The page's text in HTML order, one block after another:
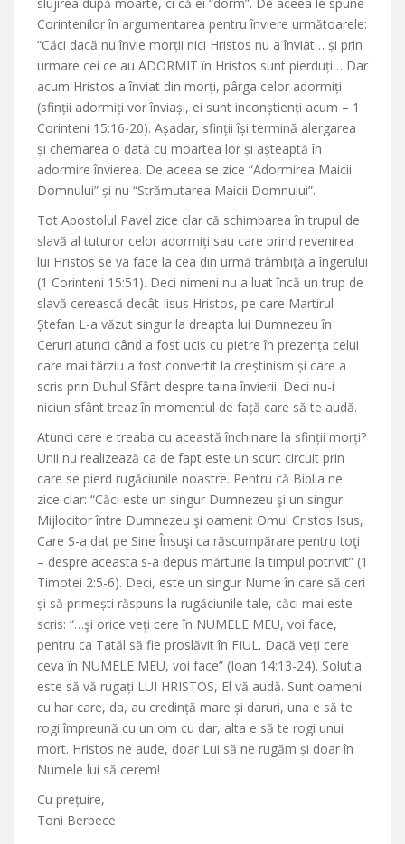
Corintenilor în argumentarea pentru înviere următoarele:
“Căci dacă nu învie morții nici Hristos nu a înviat… și prin
urmare cei ce au ADORMIT în Hristos sunt pierduți… Dar
acum Hristos a înviat din morți, pârga celor adormiți
(sfinții adormiți vor înviași, ei sunt inconștienți acum – 1
Corinteni 15:16-20). Așadar, sfinții își termină alergarea
și chemarea o dată cu moartea lor și așteaptă în
adormire învierea. De aceea se zice “Adormirea Maicii
Domnului” și nu “Strămutarea Maicii Domnului”.
Tot Apostolul Pavel zice clar că schimbarea în trupul de
slavă al tuturor celor adormiți sau care prind revenirea
lui Hristos se va face la cea din urmă trâmbiță a îngerului
(1 Corinteni 15:51). Deci nimeni nu a luat încă un trup de
slavă cerească decât Iisus Hristos, pe care Martirul
Ștefan L-a văzut singur la dreapta lui Dumnezeu în
Ceruri atunci când a fost ucis cu pietre în prezența celui
care mai târziu a fost convertit la creștinism și care a
scris prin Duhul Sfânt despre taina învierii. Deci nu-i
niciun sfânt treaz în momentul de față care să te audă.
Atunci care e treaba cu această închinare la sfinții morți?
Unii nu realizează ca de fapt este un scurt circuit prin
care se pierd rugăciunile noastre. Pentru că Biblia ne
zice clar: “Căci este un singur Dumnezeu şi un singur
Mijlocitor între Dumnezeu şi oameni: Omul Cristos Isus,
Care S-a dat pe Sine Însuşi ca răscumpărare pentru toţi
– despre aceasta s-a depus mărturie la timpul potrivit” (1
Timotei 2:5-6). Deci, este un singur Nume în care să ceri
și să primești răspuns la rugăciunile tale, căci mai este
scris: “…şi orice veţi cere în NUMELE MEU, voi face,
pentru ca Tatăl să fie proslăvit în FIUL. Dacă veţi cere
ceva în NUMELE MEU, voi face” (Ioan 14:13-24). Solutia
este să vă rugați LUI HRISTOS, El vă audă. Sunt oameni
cu har care, da, au credință mare și daruri, una e să te
rogi împreună cu un om cu dar, alta e să te rogi unui
mort. Hristos ne aude, doar Lui să ne rugăm și doar în
Numele lui să cerem!
Cu prețuire,
Toni Berbece